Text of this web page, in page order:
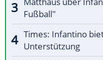
Fußball"
Times: Infantino
Unterstützung